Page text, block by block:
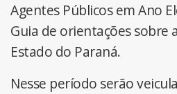
Agentes Públicos em Ano
Guia de orientações sobre
Estado do Paraná.
Nesse período serão